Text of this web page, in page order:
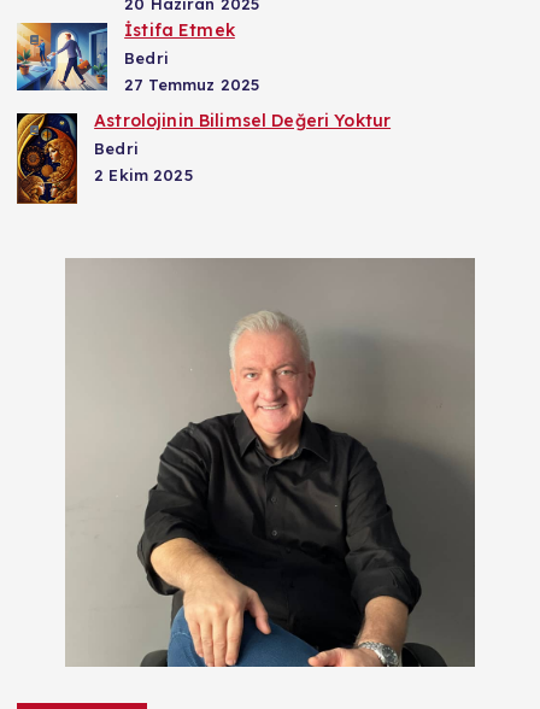
İstifa Etmek
Bedri
27 Temmuz 2025
Astrolojinin Bilimsel Değeri Yoktur
Bedri
2 Ekim 2025